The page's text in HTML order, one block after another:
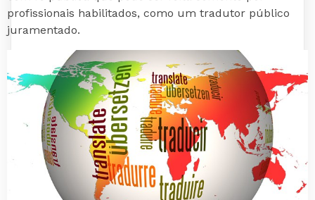
profissionais habilitados, como um tradutor público
juramentado.